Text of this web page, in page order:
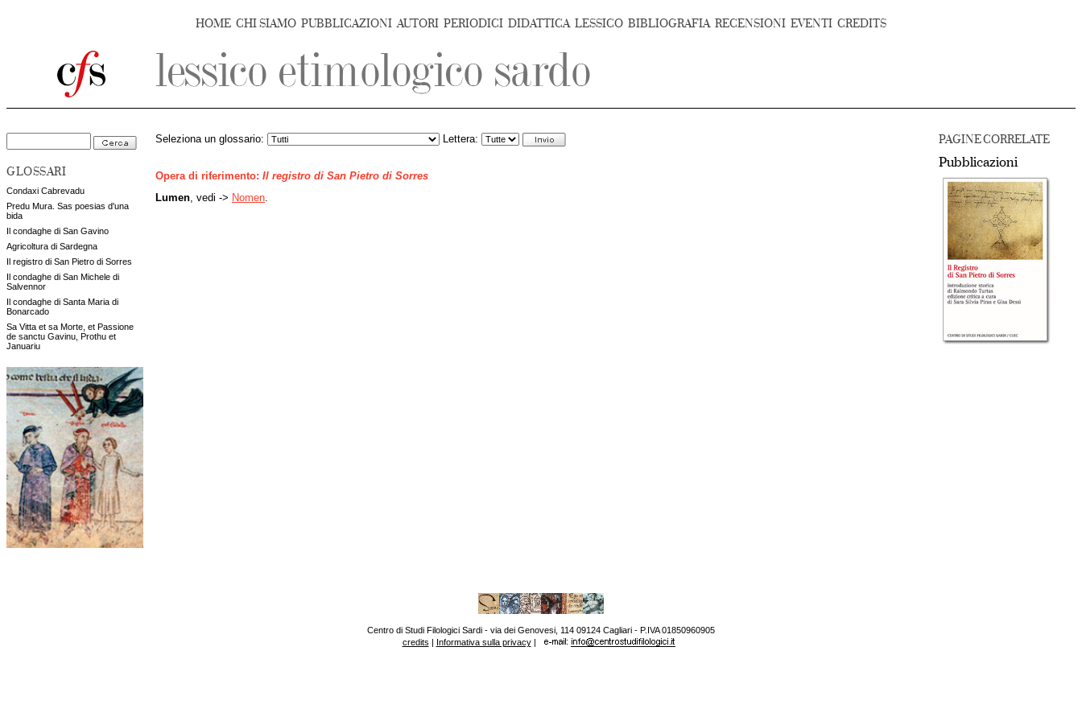
HOME CHI SIAMO PUBBLICAZIONI AUTORI PERIODICI DIDATTICA LESSICO BIBLIOGRAFIA RECENSIONI EVENTI CREDITS
GLOSSARI
Condaxi Cabrevadu
Predu Mura. Sas poesias d'una
bida
Il condaghe di San Gavino
Agricoltura di Sardegna
Il registro di San Pietro di Sorres
Il condaghe di San Michele di
Salvennor
Il condaghe di Santa Maria di
Bonarcado
Sa Vitta et sa Morte, et Passione
de sanctu Gavinu, Prothu et
Januariu
PAGINE CORRELATE
Pubblicazioni
Seleziona un glossario: Lettera:
Opera di riferimento: Il registro di San Pietro di Sorres
Lumen , vedi -> Nomen
Centro di Studi Filologici Sardi - via dei Genovesi, 114 09124 Cagliari - P.IVA 01850960905
credits | Informativa sulla privacy|